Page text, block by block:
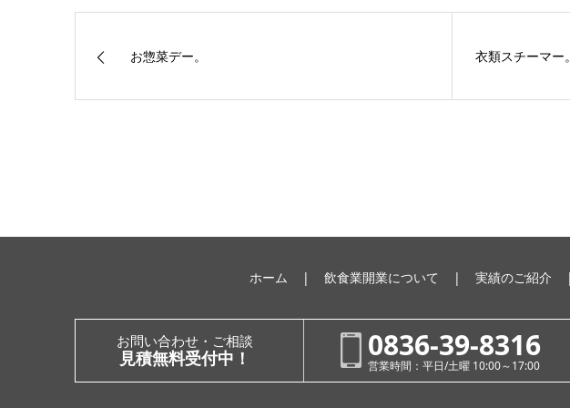
お惣菜デー。 衣類スチーマー。
ホーム 飲食業開業について 実績のご紹介
お問い合わせ・ご相談
見積無料受付中！ 0836-39-8316
営業時間：平日/土曜 10:00～17:00